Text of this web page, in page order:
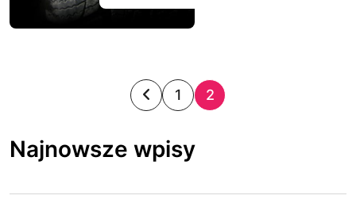
S
r
o
1 2
Najnowsze wpisy